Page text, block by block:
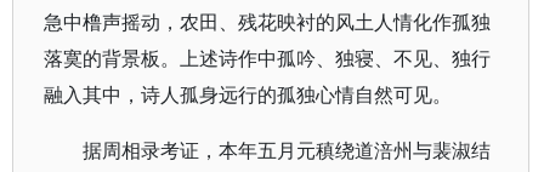
急中橹声摇动，农田、残花映衬的风土人情化作孤独
落寞的背景板。上述诗作中孤吟、独寝、不见、独行
融入其中，诗人孤身远行的孤独心情自然可见。
据周相录考证，本年五月元稹绕道涪州与裴淑结